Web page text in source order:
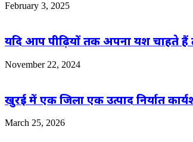
February 3, 2025
यदि आप पीढ़ियों तक अपना यश चाहते हैं
November 22, 2024
खुरई में एक जिला एक उत्पाद निर्यात
March 25, 2026